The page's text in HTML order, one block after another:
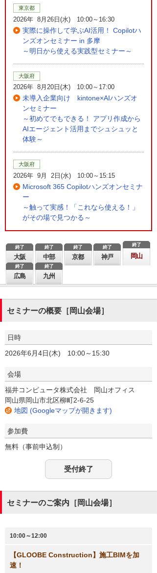
東京都
2026年 8月26日(水) 10:00～16:30
実際に操作して学ぶAI活用！ Copilotハ
ンズオンセミナー in 多摩
～明日から使える実践型セミナー～
大阪府
2026年 8月20日(木) 10:00～17:00
未導入企業向け kintone×AIハンズオ
ンセミナー
～初めてでもできる！ アプリ作成から
AIエージェント活用までシュシュッと
体験～
大阪府
2026年 9月 2日(水) 10:00～15:15
Microsoft 365 Copilotハンズオンセミナ
ー
～触って実感！「これなら使える！」
がその場で見つかる～
大阪
終了
中部
終了
京都
終了
神戸
終了
岡山
終了
広島
終了
九州
終了
セミナーの概要［岡山会場］
日時
2026年6月4日(木) 10:00～15:30
会場
福井コンピュータ株式会社 岡山オフィス
岡山県岡山市北区柳町2-6-25
地図 (Googleマップが開きます)
参加費
無料（事前申込制）
受付終了
セミナーのご案内［岡山会場］
10:00～12:00
【GLOOBE Construction】施工BIMを加
速！